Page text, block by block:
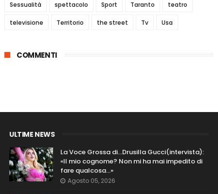
Sessualità spettacolo Sport Taranto teatro
televisione Territorio the street Tv Usa
COMMENTI
ULTIME NEWS
La Voce Grossa di…Drusilla Gucci(intervista):
«Il mio cognome? Non mi ha mai impedito di
fare qualcosa…»
Agosto 05, 2026